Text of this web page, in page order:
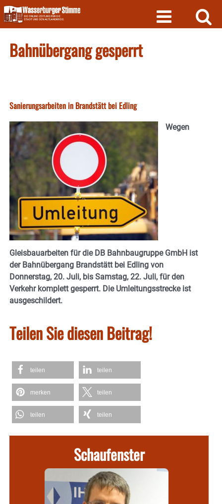
Skip
to
content
Bahnübergang gesperrt
Sanierungsarbeiten in Brandstätt bei Edling
Wegen
Gleisbauarbeiten für die DB Bahnbaugruppe GmbH ist
der Bahnübergang Brandstätt bei Edling von
Donnerstag, 20. Juli, bis Samstag, 22. Juli, für den
Verkehr komplett gesperrt. Die Umleitungsstrecke ist
ausgeschildert.
Teilen Sie diesen Beitrag!
teilen teilen
merken teilen
teilen teilen
Schaufenster